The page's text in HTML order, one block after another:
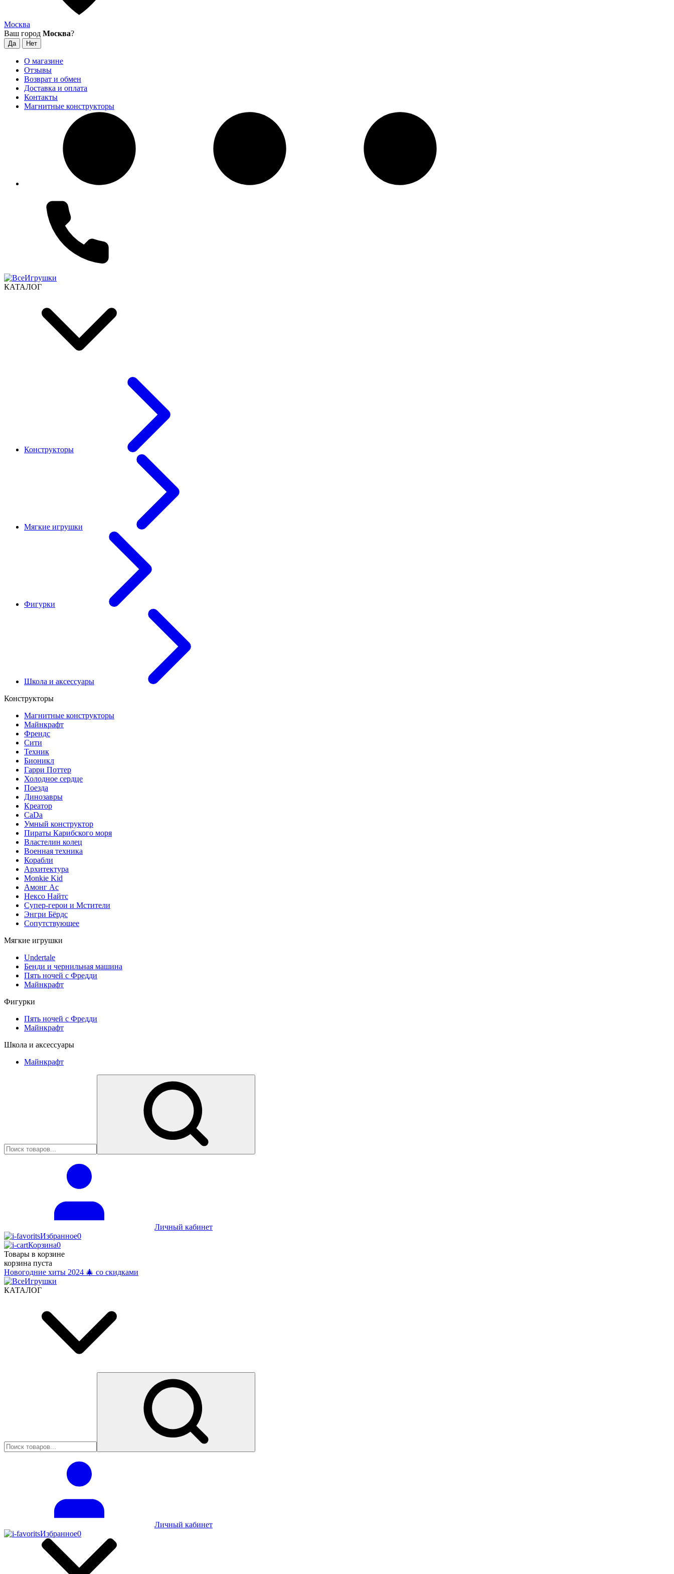
Москва
Ваш город Москва?
О магазине
Отзывы
Возврат и обмен
Доставка и оплата
Контакты
Магнитные конструкторы
КАТАЛОГ
Конструкторы
Мягкие игрушки
Фигурки
Школа и аксессуары
Конструкторы
Магнитные конструкторы
Майнкрафт
Френдс
Сити
Техник
Бионикл
Гарри Поттер
Холодное сердце
Поезда
Динозавры
Креатор
CaDa
Умный конструктор
Пираты Карибского моря
Властелин колец
Военная техника
Корабли
Архитектура
Monkie Kid
Амонг Ас
Нексо Найтс
Супер-герои и Мстители
Энгри Бёрдс
Сопутствующее
Мягкие игрушки
Undertale
Бенди и чернильная машина
Пять ночей с Фредди
Майнкрафт
Фигурки
Пять ночей с Фредди
Майнкрафт
Школа и аксессуары
Майнкрафт
Личный кабинет
Избранное0
Корзина0
Товары в корзине
корзина пуста
Новогодние хиты 2024 🎄 со скидками
КАТАЛОГ
Личный кабинет
Избранное0